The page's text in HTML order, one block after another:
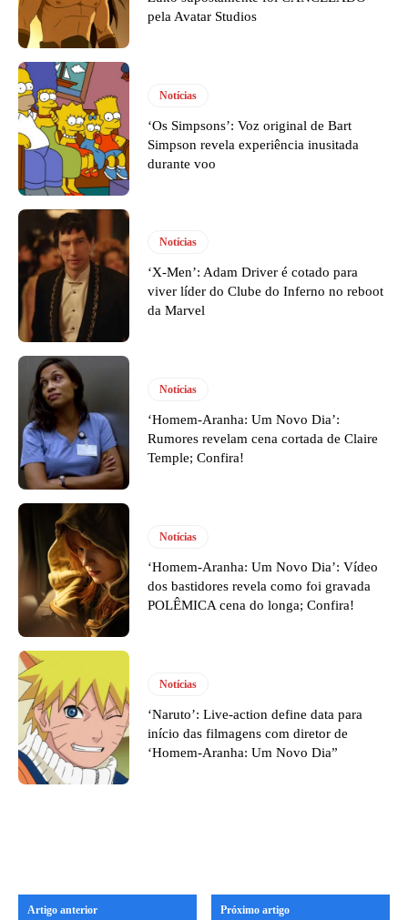
pela Avatar Studios
Notícias
‘Os Simpsons’: Voz original de Bart
Simpson revela experiência inusitada
durante voo
Notícias
‘X-Men’: Adam Driver é cotado para
viver líder do Clube do Inferno no reboot
da Marvel
Notícias
‘Homem-Aranha: Um Novo Dia’:
Rumores revelam cena cortada de Claire
Temple; Confira!
Notícias
‘Homem-Aranha: Um Novo Dia’: Vídeo
dos bastidores revela como foi gravada
POLÊMICA cena do longa; Confira!
Notícias
‘Naruto’: Live-action define data para
início das filmagens com diretor de
‘Homem-Aranha: Um Novo Dia”
Artigo anterior Próximo artigo